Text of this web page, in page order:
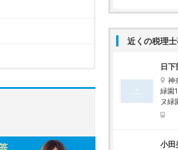
近くの税理
日
神
緑園
ヌ緑
小田